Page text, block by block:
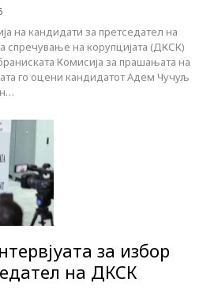
на кандидати за претседател на
спречување на корупцијата (ДКСК)
Комисија за прашањата на
го оцени кандидатот Адем Чучуљ
за избор
на ДКСК